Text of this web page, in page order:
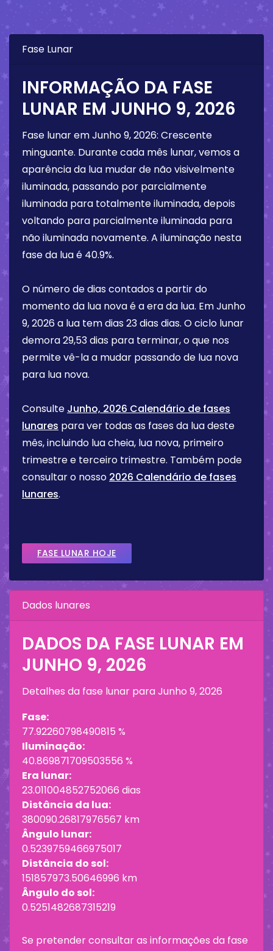
Fase Lunar
INFORMAÇÃO DA FASE
LUNAR EM JUNHO 9, 2026
Fase lunar emJunho 9, 2026: Crescente
minguante. Durante cada mês lunar, vemos a
aparência da lua mudar de não visivelmente
iluminada, passando por parcialmente
iluminada para totalmente iluminada, depois
voltando para parcialmente iluminada para
não iluminada novamente. A iluminação nesta
fase da lua é 40.9%.
O número de dias contados a partir do
momento da lua nova é a era da lua. EmJunho
9, 2026 a lua tem dias 23 dias dias. O ciclo lunar
demora 29,53 dias para terminar, o que nos
permite vê-la a mudar passando de lua nova
para lua nova.
Consulte Junho, 2026 Calendário de fases
lunares para ver todas as fases da lua deste
mês, incluindo lua cheia, lua nova, primeiro
trimestre e terceiro trimestre. Também pode
consultar o nosso 2026 Calendário de fases
lunares.
FASE LUNAR HOJE
Dados lunares
DADOS DA FASE LUNAR EM
JUNHO 9, 2026
Detalhes da fase lunar paraJunho 9, 2026
Fase:
77.92260798490815 %
Iluminação:
40.869871709503556 %
Era lunar:
23.011004852752066 dias
Distância da lua:
380090.26817976567 km
Ângulo lunar:
0.5239759466975017
Distância do sol:
151857973.50646996 km
Ângulo do sol:
0.5251482687315219
Se pretender consultar as informações da fase